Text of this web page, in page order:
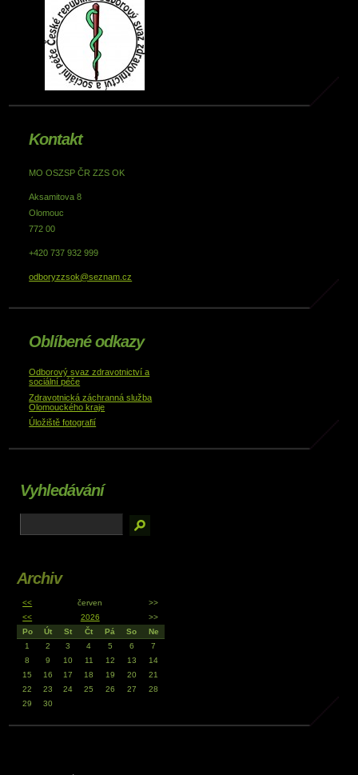
Kontakt
MO OSZSP ČR ZZS OK
Aksamitova 8
Olomouc
772 00
+420 737 932 999
odboryzzsok@seznam.cz
Oblíbené odkazy
Odborový svaz zdravotnictví a
sociální péče
Zdravotnická záchranná služba
Olomouckého kraje
Úložiště fotografií
Vyhledávání
Archiv
<< červen
>>
<<
2026
>>
Po
Út St Čt Pá So
Ne
1
2 3 4 5 6
7
8
9 10 11 12 13
14
15
16 17 18 19 20
21
22
23 24 25 26 27
28
29
30